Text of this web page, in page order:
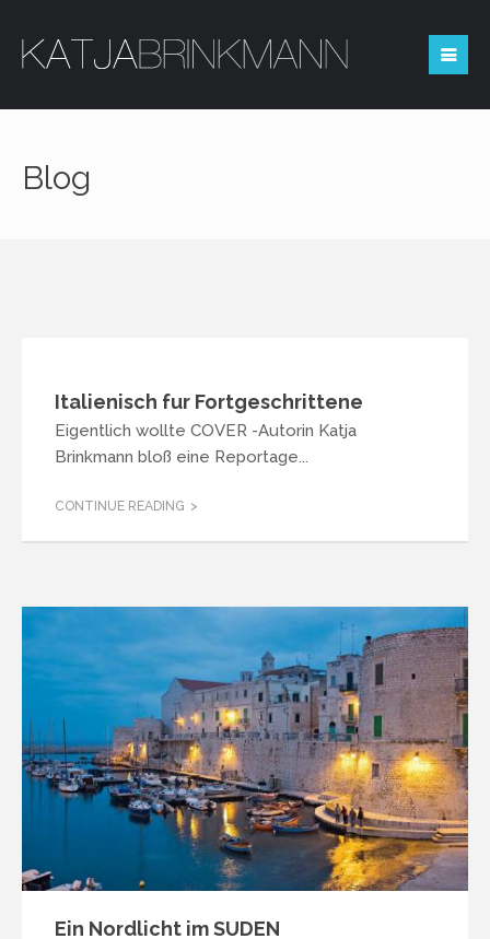
Blog
Italienisch fur Fortgeschrittene
Eigentlich wollte COVER -Autorin Katja
Brinkmann bloß eine Reportage...
CONTINUE READING
Ein Nordlicht im SUDEN
Area Riservata